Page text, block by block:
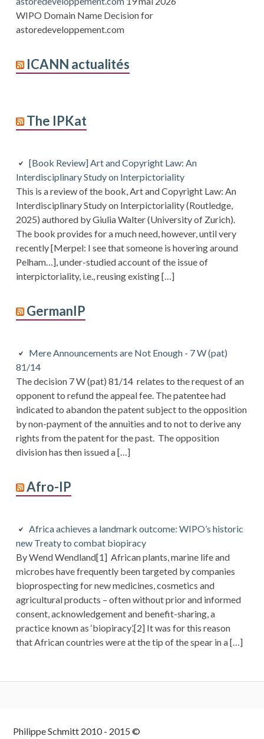
WIPO Domain Name Decision for
astoredeveloppement.com
ICANN actualités
The IPKat
[Book Review] Art and Copyright Law: An
Interdisciplinary Study on Interpictoriality
This is a review of the book, Art and Copyright Law: An
Interdisciplinary Study on Interpictoriality (Routledge,
2025) authored by Giulia Walter (University of Zurich).
The book provides for a much need, however, until very
recently [Merpel: I see that someone is hovering around
Pelham…], under-studied account of the issue of
interpictoriality, i.e., reusing existing […]
GermanIP
Mere Announcements are Not Enough - 7 W (pat)
81/14
The decision 7 W (pat) 81/14 relates to the request of an
opponent to refund the appeal fee. The patentee had
indicated to abandon the patent subject to the opposition
by non-payment of the annuities and to not to derive any
rights from the patent for the past. The opposition
division has then issued a […]
Afro-IP
Africa achieves a landmark outcome: WIPO’s historic
new Treaty to combat biopiracy
By Wend Wendland[1] African plants, marine life and
microbes have frequently been targeted by companies
bioprospecting for new medicines, cosmetics and
agricultural products – often without prior and informed
consent, acknowledgement and benefit-sharing, a
practice known as ‘biopiracy’.[2] It was for this reason
that African countries were at the tip of the spear in a […]
Colonne
Philippe Schmitt 2010 - 2015 ©